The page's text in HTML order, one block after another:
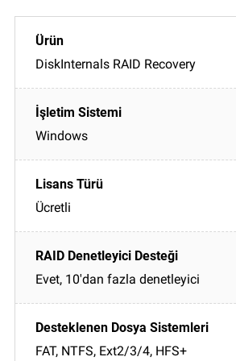
DiskInternals RAID Recovery
Windows
Ücretli
Evet, 10'dan fazla denetleyici
FAT, NTFS, Ext2/3/4, HFS+